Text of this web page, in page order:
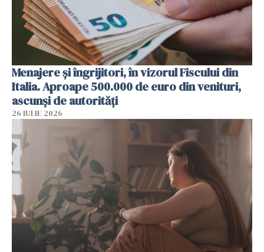
Menajere și îngrijitori, în vizorul Fiscului din
Italia. Aproape 500.000 de euro din venituri,
ascunși de autorități
26 IULIE 2026